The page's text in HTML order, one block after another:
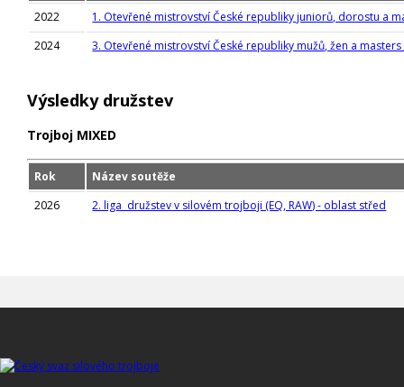
2022
1. Otevřené mistrovství České republiky juniorů, dorostu a
2024
3. Otevřené mistrovství České republiky mužů, žen a
Výsledky družstev
Trojboj MIXED
Rok
Název soutěže
2026
2. liga družstev v silovém trojboji (EQ, RAW) - oblast střed